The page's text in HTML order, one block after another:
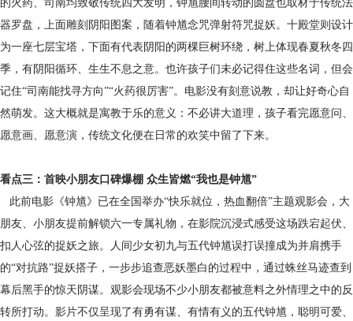
的火药、司南均致敬传统四大发明，钟馗腰间转动的圆盘也取材于传统法
器罗盘，上面雕刻阴阳图案，随着钟馗念咒弹射符咒捉妖。十殿堂则设计
为一座七层宝塔，下面有代表阴阳的两棵巨树环绕，树上体现春夏秋冬四
季，有阴阳循环、生生不息之意。也许孩子们未必记得住这些名词，但会
记住“司南能找寻方向”“火药很厉害”。电影没有刻意说教，却让好奇心自
然萌发。这大概就是寓教于乐的意义：不必讲大道理，孩子看完愿意问、
愿意画、愿意演，传统文化便在日常的欢笑中留了下来。
看点三：首映小朋友口碑爆棚 众生皆燃“我也是钟馗”
此前电影《钟馗》已在全国举办“快乐就位，热血翻倍”主题观影会，大
朋友、小朋友提前解锁六一专属礼物，在影院沉浸式感受这场跌宕起伏、
扣人心弦的捉妖之旅。人间少女初九与五代钟馗误打误撞成为并肩携手
的“对抗路”捉妖搭子，一步步追查恶妖墨白的过程中，通过蛛丝马迹查到
幕后黑手的惊天阴谋。观影会现场不少小朋友都被意料之外情理之中的反
转所打动。影片不仅呈现了有勇有谋、有情有义的五代钟馗，聪明可爱、